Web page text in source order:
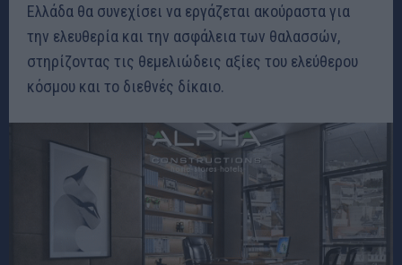
Ελλάδα θα συνεχίσει να εργάζεται ακούραστα για
την ελευθερία και την ασφάλεια των θαλασσών,
στηρίζοντας τις θεμελιώδεις αξίες του ελεύθερου
κόσμου και το διεθνές δίκαιο.